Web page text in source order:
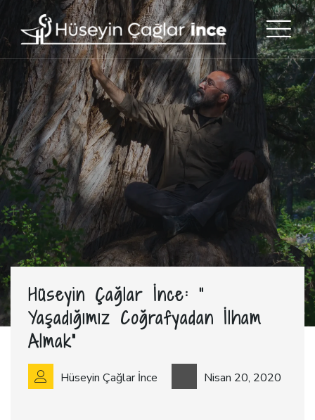
Hüseyin Çağlar İnce: “
Yaşadığımız Coğrafyadan İlham
Almak”
Hüseyin Çağlar İnce Nisan 20, 2020